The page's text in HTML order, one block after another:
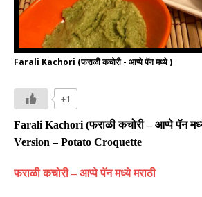
Farali Kachori (फराळी कचोरी - आप्पे पॅन मध्ये )
+1
Farali Kachori (फराळी कचोरी–आप्पे पॅन
Version –Potato Croquette
फराळी कचोरी– आप्पे पॅन मध्येमराठी